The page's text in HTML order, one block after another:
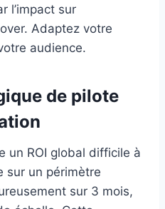
l’impact sur
Adaptez votre
audience.
de pilote
un ROI global difficile à
sur un périmètre
sur 3 mois,